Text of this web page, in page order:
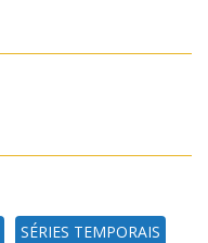
SÉRIES TEMPORAIS